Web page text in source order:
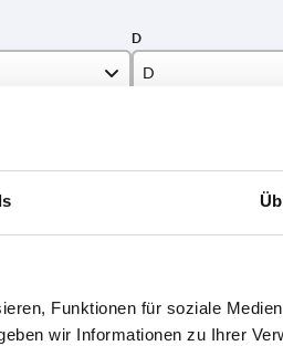
Funktionen für soziale
wir Informationen zu Ihrer
D
L M P